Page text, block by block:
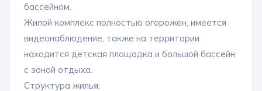
бассейном.
Жилой комплекс полностью огорожен, имеется
видеонаблюдение, также на территории
находится детская площадка и большой бассейн
с зоной отдыха.
Структура жилья: